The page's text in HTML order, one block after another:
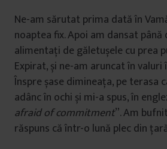
Ne-am sărutat prima dată în
noaptea fix. Apoi am dansat
alimentați de găletușele cu prea
Expirat, și ne-am aruncat în
Înspre șase dimineața, pe terasa
adânc în ochi și mi-a spus, în
afraid of commitment”. Am
răspuns că într-o lună plec din